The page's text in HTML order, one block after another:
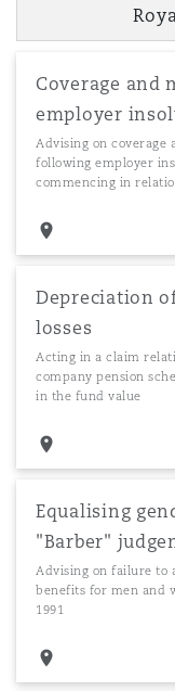
Coverage
employer
Advising on
following employer
commencing in
Depreciation
losses
Acting in a claim
company pension
in the fund value
Equalising
"Barber"
Advising on failure to
benefits for men and
1991